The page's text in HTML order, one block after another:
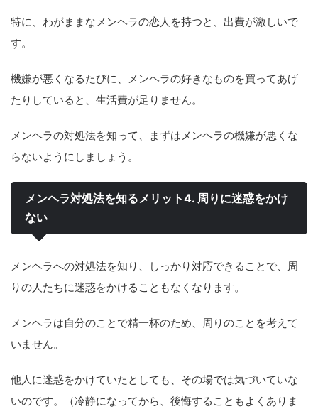
特に、わがままなメンヘラの恋人を持つと、出費が激しいで
す。
機嫌が悪くなるたびに、メンヘラの好きなものを買ってあげ
たりしていると、生活費が足りません。
メンヘラの対処法を知って、まずはメンヘラの機嫌が悪くな
らないようにしましょう。
メンヘラ対処法を知るメリット4. 周りに迷惑をかけ
ない
メンヘラへの対処法を知り、しっかり対応できることで、周
りの人たちに迷惑をかけることもなくなります。
メンヘラは自分のことで精一杯のため、周りのことを考えて
いません。
他人に迷惑をかけていたとしても、その場では気づいていな
いのです。（冷静になってから、後悔することもよくありま